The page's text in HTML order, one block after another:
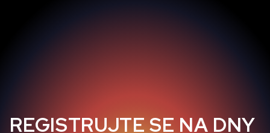
REGISTRUJTE SE NA DNY